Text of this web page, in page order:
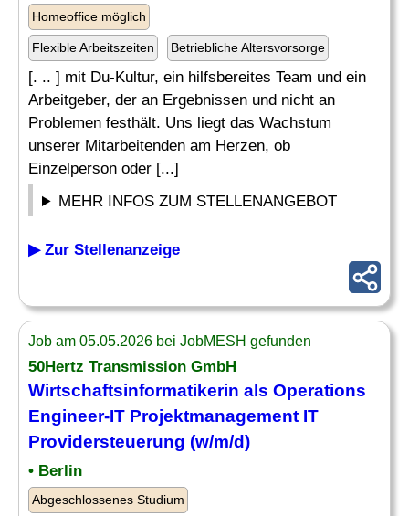
Homeoffice möglich
Flexible Arbeitszeiten Betriebliche Altersvorsorge
[. .. ] mit Du-Kultur, ein hilfsbereites Team und ein
Arbeitgeber, der an Ergebnissen und nicht an
Problemen festhält. Uns liegt das Wachstum
unserer Mitarbeitenden am Herzen, ob
Einzelperson oder [...]
MEHR INFOS ZUM STELLENANGEBOT
▶ Zur Stellenanzeige
Job am 05.05.2026 bei JobMESH gefunden
50Hertz Transmission GmbH
Wirtschaftsinformatikerin als Operations
Engineer-IT Projektmanagement IT
Providersteuerung (w/m/d)
• Berlin
Abgeschlossenes Studium